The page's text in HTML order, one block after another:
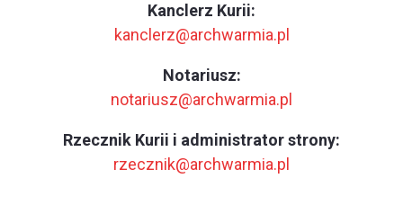
Kanclerz Kurii:
kanclerz@archwarmia.pl
Notariusz:
notariusz@archwarmia.pl
Rzecznik Kurii i administrator strony:
rzecznik@archwarmia.pl